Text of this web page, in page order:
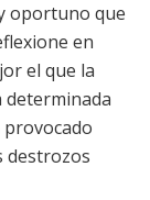
oportuno que
en
el que la
determinada
provocado
destrozos